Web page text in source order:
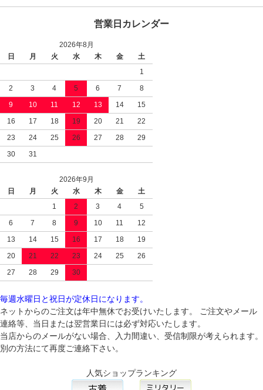
営業日カレンダー
2026年8月
日
月 火 水 木 金
土
1
2
3 4 5 6 7
8
9
10 11 12 13 14
15
16
17 18 19 20 21
22
23
24 25 26 27 28
29
30
31
2026年9月
日
月 火 水 木 金
土
1
2 3 4
5
6
7 8 9 10 11
12
13
14 15 16 17 18
19
20
21 22 23 24 25
26
27
28 29 30
毎週水曜日と祝日が定休日になります。
ネットからのご注文は年中無休でお受けいたします。 ご注文やメール
連絡等、当日または翌営業日には必ず対応いたします。
当店からのメールがない場合、入力間違い、受信制限が考えられます。
別の方法にて再度ご連絡下さい。
人気ショップランキング